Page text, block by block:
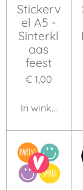
Stickerv
el A5 -
Sinterkl
aas
feest
€ 1,00
In